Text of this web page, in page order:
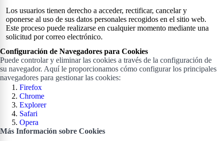
Los usuarios tienen derecho a acceder, rectificar, cancelar y
oponerse al uso de sus datos personales recogidos en el sitio web.
Este proceso puede realizarse en cualquier momento mediante una
solicitud por correo electrónico.
Configuración de Navegadores para Cookies
Puede controlar y eliminar las cookies a través de la configuración de
su navegador. Aquí le proporcionamos cómo configurar los principales
navegadores para gestionar las cookies:
Firefox
Chrome
Explorer
Safari
Opera
Más Información sobre Cookies